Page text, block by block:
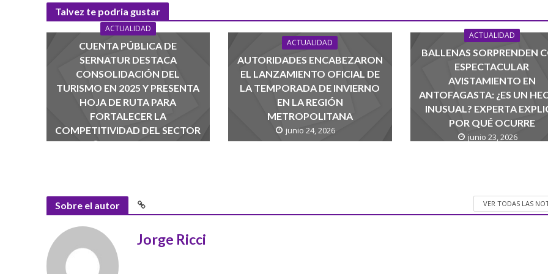
Talvez te podria gustar
ACTUALIDAD
CUENTA PÚBLICA DE
SERNATUR DESTACA
CONSOLIDACIÓN DEL
TURISMO EN 2025 Y PRESENTA
HOJA DE RUTA PARA
FORTALECER LA
COMPETITIVIDAD DEL SECTOR
agosto 1, 2026
ACTUALIDAD
AUTORIDADES ENCABEZARON
EL LANZAMIENTO OFICIAL DE
LA TEMPORADA DE INVIERNO
EN LA REGIÓN
METROPOLITANA
junio 24, 2026
ACTUALIDAD
BALLENAS SORPRENDEN
ESPECTACULAR
AVISTAMIENTO EN
ANTOFAGASTA: ¿ES UN
INUSUAL? EXPERTA
POR QUÉ OCURRE
junio 23, 2026
Sobre el autor VER TODAS LAS
Jorge Ricci